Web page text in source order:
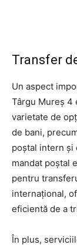
Transfer
Un aspect
Târgu Mureş 4
varietate de
de bani,
poștal intern și
mandat poștal
pentru
internațional,
eficientă de a
În plus,